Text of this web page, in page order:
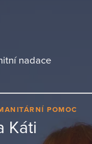
nadace
POMOC
Káti